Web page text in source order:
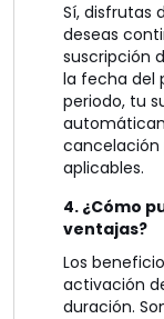
Sí, disfrutas
deseas
suscripción
la fecha del
periodo, tu
cancelación
aplicables.
4. ¿Cómo
ventajas?
Los
activación
duración.